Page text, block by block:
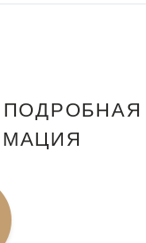
ПОДРОБНАЯ